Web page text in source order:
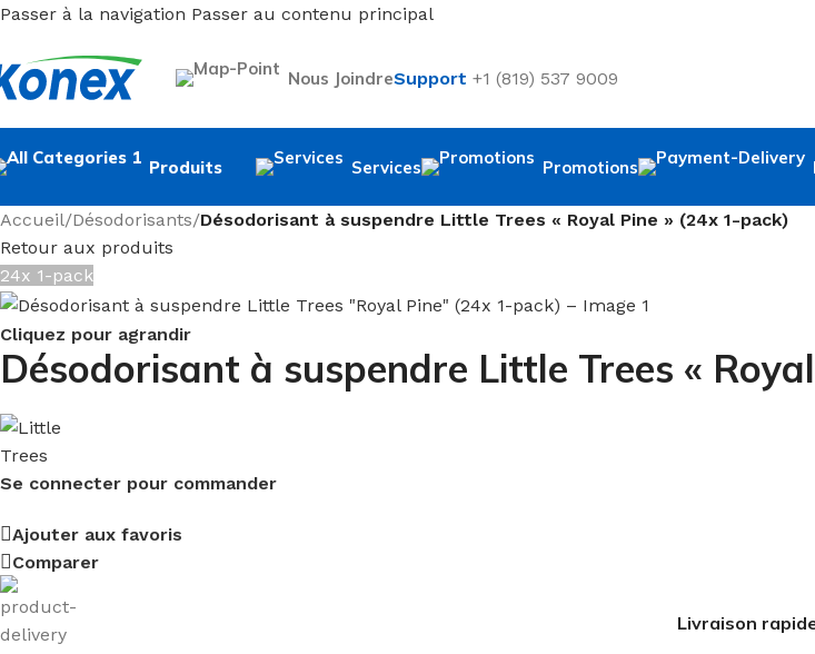
Passer à la navigation Passer au contenu principal
Nous JoindreSupport +1 (819) 537 9009
Produits Services Promotions
Accueil/Désodorisants/Désodorisant à suspendre Little Trees « Royal Pine » (24x 1-pack)
Retour aux produits
24x 1-pack
Cliquez pour agrandir
Désodorisant à suspendre Little Trees «
Se connecter pour commander
Ajouter aux favoris
Comparer
Livraison